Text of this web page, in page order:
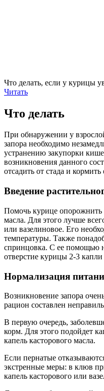
Что делать, если у курицы
Читать
Что делать
При обнаружении у
запора необходимо
устранению закупорки
возникновения данного
отсадить от стада и кормить
Введение
Помочь курице
масла. Для этого лучше
или вазелиновое. Его
температуры. Также
спринцовка. С ее помощью
отверстие курицы 2-3 капли
Нормализация
Возникновение запора
рацион составлен
В первую очередь,
корм. Для этого подойдет
капель касторового масла.
Если пернатые
экстренные меры: в клюв
капель касторового или